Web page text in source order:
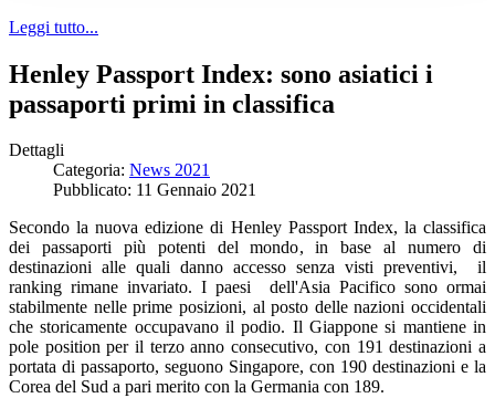
Leggi tutto...
Henley Passport Index: sono asiatici i
passaporti primi in classifica
Dettagli
Categoria: News 2021
Pubblicato: 11 Gennaio 2021
Secondo la nuova edizione di Henley Passport Index, la classifica
dei passaporti più potenti del mondo, in base al numero di
destinazioni alle quali danno accesso senza visti preventivi, il
ranking rimane invariato. I paesi dell'Asia Pacifico sono ormai
stabilmente nelle prime posizioni, al posto delle nazioni occidentali
che storicamente occupavano il podio. Il Giappone si mantiene in
pole position per il terzo anno consecutivo, con 191 destinazioni a
portata di passaporto, seguono Singapore, con 190 destinazioni e la
Corea del Sud a pari merito con la Germania con 189.